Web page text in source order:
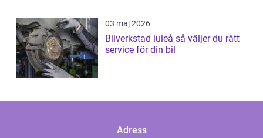
03 maj 2026
Bilverkstad luleå så väljer du rätt
service för din bil
Adress